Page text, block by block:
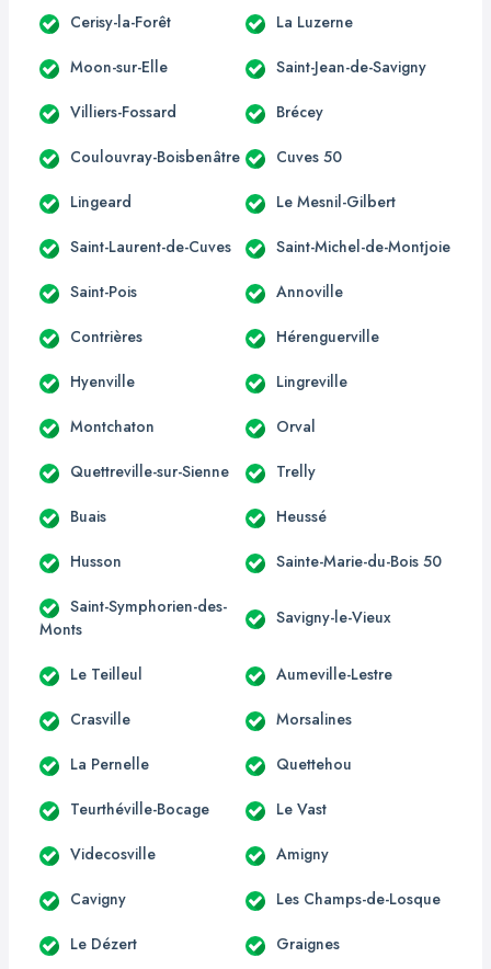
Cerisy-la-Forêt La Luzerne
Moon-sur-Elle Saint-Jean-de-Savigny
Villiers-Fossard Brécey
Coulouvray-Boisbenâtre Cuves 50
Lingeard Le Mesnil-Gilbert
Saint-Laurent-de-Cuves Saint-Michel-de-Montjoie
Saint-Pois Annoville
Contrières Hérenguerville
Hyenville Lingreville
Montchaton Orval
Quettreville-sur-Sienne Trelly
Buais Heussé
Husson Sainte-Marie-du-Bois 50
Saint-Symphorien-des-
Monts
Savigny-le-Vieux
Le Teilleul Aumeville-Lestre
Crasville Morsalines
La Pernelle Quettehou
Teurthéville-Bocage Le Vast
Videcosville Amigny
Cavigny Les Champs-de-Losque
Le Dézert Graignes